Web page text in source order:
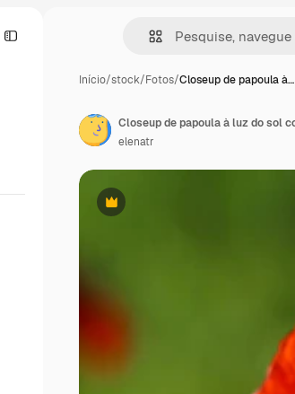
Início/stock/Fotos/Closeup de papoula à…
Premium
elenatr